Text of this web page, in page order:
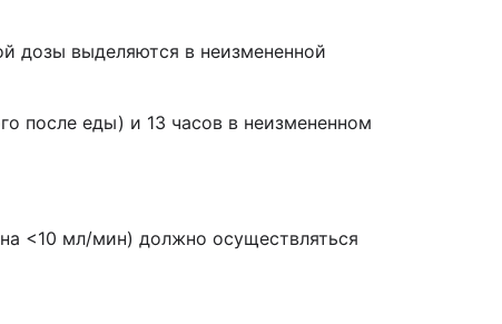
дозы выделяются в неизмененной
после еды) и 13 часов в неизмененном
<10 мл/мин) должно осуществляться